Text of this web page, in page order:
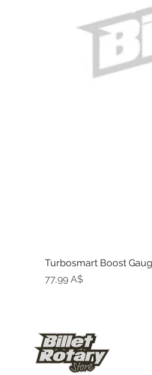
Turbosmart Boost
Цена
77,99 A$